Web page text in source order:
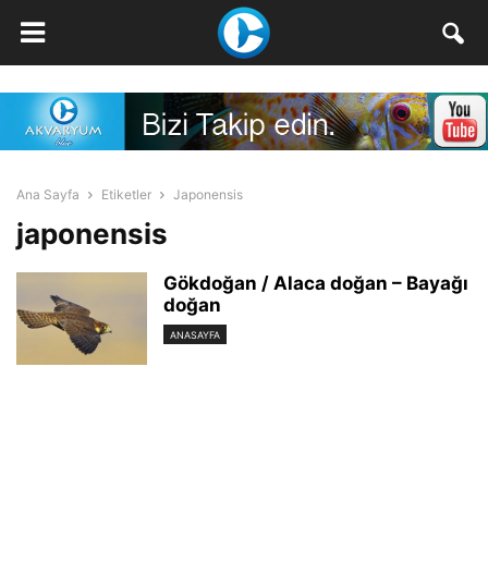
Ana Sayfa Etiketler Japonensis
japonensis
Gökdoğan / Alaca doğan – Bayağı
doğan
ANASAYFA